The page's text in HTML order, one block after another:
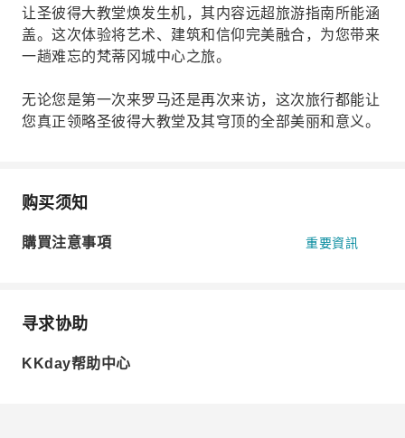
让圣彼得大教堂焕发生机，其内容远超旅游指南所能涵
盖。这次体验将艺术、建筑和信仰完美融合，为您带来
一趟难忘的梵蒂冈城中心之旅。
无论您是第一次来罗马还是再次来访，这次旅行都能让
您真正领略圣彼得大教堂及其穹顶的全部美丽和意义。
购买须知
購買注意事項 重要資訊
寻求协助
KKday帮助中心